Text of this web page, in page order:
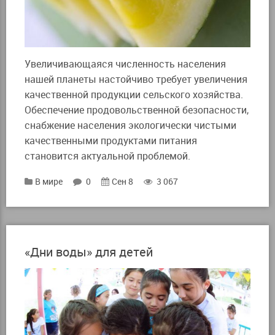
Увеличивающаяся численность населения
нашей планеты настойчиво требует увеличения
качественной продукции сельского хозяйства.
Обеспечение продовольственной безопасности,
снабжение населения экологически чистыми
качественными продуктами питания
становится актуальной проблемой.
В мире 0 Сен 8 3 067
«Дни воды» для детей